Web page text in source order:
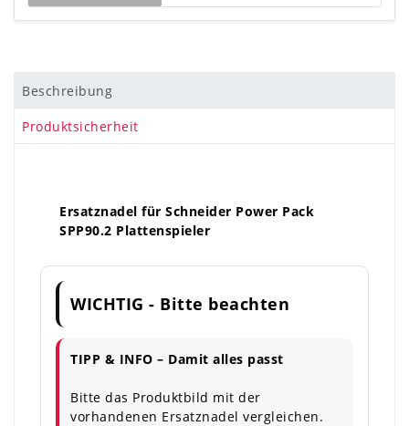
Beschreibung
Produktsicherheit
Ersatznadel für Schneider Power Pack
SPP90.2 Plattenspieler
WICHTIG - Bitte beachten
TIPP & INFO – Damit alles passt
Bitte das Produktbild mit der
vorhandenen Ersatznadel vergleichen.